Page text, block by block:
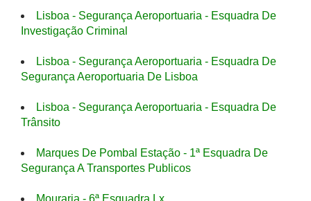
Lisboa - Segurança Aeroportuaria - Esquadra De
Investigação Criminal
Lisboa - Segurança Aeroportuaria - Esquadra De
Segurança Aeroportuaria De Lisboa
Lisboa - Segurança Aeroportuaria - Esquadra De
Trânsito
Marques De Pombal Estação - 1ª Esquadra De
Segurança A Transportes Publicos
Mouraria - 6ª Esquadra Lx